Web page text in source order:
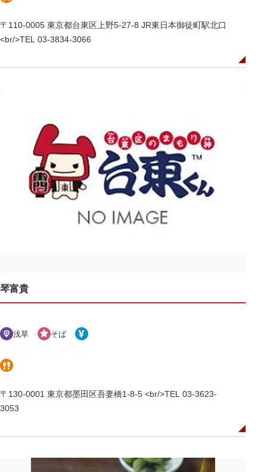
〒110-0005 東京都台東区上野5-27-8 JR東日本御徒町駅北口
<br/>TEL 03-3834-3066
琴富貴
浅草 そば
〒130-0001 東京都墨田区吾妻橋1-8-5 <br/>TEL 03-3623-
3053